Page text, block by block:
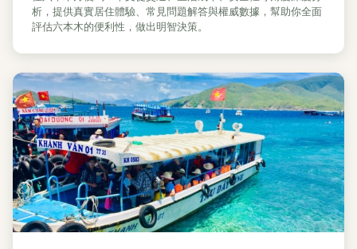
析，提供真實居住體驗、常見問題解答與權威數據，幫助你全面
評估六本木的便利性，做出明智決策。